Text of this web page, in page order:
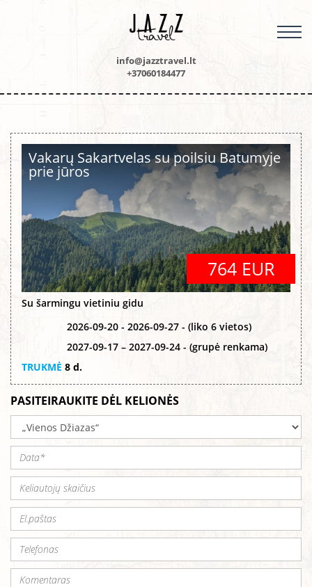
info@jazztravel.lt
+37060184477
Vakarų Sakartvelas su poilsiu Batumyje
prie jūros
764 EUR
Su šarmingu vietiniu gidu
2026-09-20 - 2026-09-27 - (liko 6 vietos)
2027-09-17 – 2027-09-24 - (grupė renkama)
TRUKMĖ 8 d.
PASITEIRAUKITE DĖL KELIONĖS